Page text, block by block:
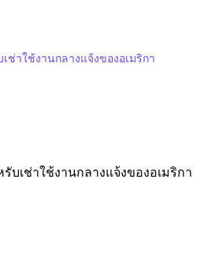
บเช่าใช้งานกลางแจ้งของอเมริกา